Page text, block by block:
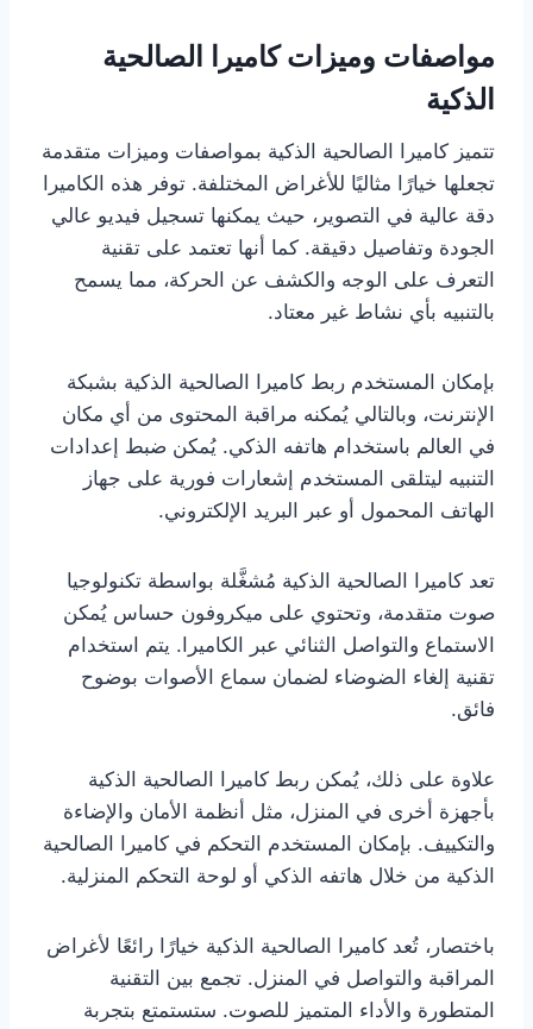
مواصفات وميزات كاميرا الصالحية
الذكية
تتميز كاميرا الصالحية الذكية بمواصفات وميزات متقدمة
تجعلها خيارًا مثاليًا للأغراض المختلفة. توفر هذه الكاميرا
دقة عالية في التصوير، حيث يمكنها تسجيل فيديو عالي
الجودة وتفاصيل دقيقة. كما أنها تعتمد على تقنية
التعرف على الوجه والكشف عن الحركة، مما يسمح
بالتنبيه بأي نشاط غير معتاد.
بإمكان المستخدم ربط كاميرا الصالحية الذكية بشبكة
الإنترنت، وبالتالي يُمكنه مراقبة المحتوى من أي مكان
في العالم باستخدام هاتفه الذكي. يُمكن ضبط إعدادات
التنبيه ليتلقى المستخدم إشعارات فورية على جهاز
الهاتف المحمول أو عبر البريد الإلكتروني.
تعد كاميرا الصالحية الذكية مُشغَّلة بواسطة تكنولوجيا
صوت متقدمة، وتحتوي على ميكروفون حساس يُمكن
الاستماع والتواصل الثنائي عبر الكاميرا. يتم استخدام
تقنية إلغاء الضوضاء لضمان سماع الأصوات بوضوح
فائق.
علاوة على ذلك، يُمكن ربط كاميرا الصالحية الذكية
بأجهزة أخرى في المنزل، مثل أنظمة الأمان والإضاءة
والتكييف. بإمكان المستخدم التحكم في كاميرا الصالحية
الذكية من خلال هاتفه الذكي أو لوحة التحكم المنزلية.
باختصار، تُعد كاميرا الصالحية الذكية خيارًا رائعًا لأغراض
المراقبة والتواصل في المنزل. تجمع بين التقنية
المتطورة والأداء المتميز للصوت. ستستمتع بتجربة